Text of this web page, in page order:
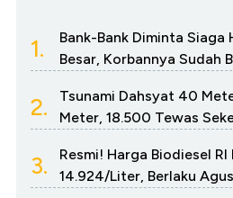
1.
Bank-Bank Diminta Siaga
Besar, Korbannya Sudah
2.
Tsunami Dahsyat 40
Meter, 18.500 Tewas
3.
Resmi! Harga Biodiesel RI
14.924/Liter, Berlaku